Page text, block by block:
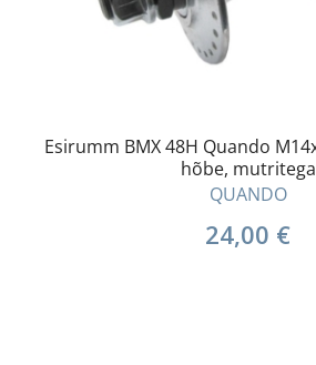
Esirumm BMX 48H Quando
hõbe, mutritega
QUANDO
24,00 €